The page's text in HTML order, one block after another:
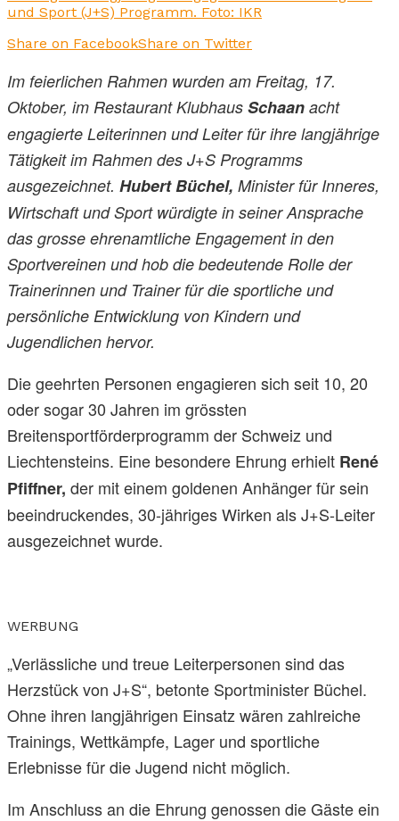
und Sport (J+S) Programm. Foto: IKR
Share on FacebookShare on Twitter
Im feierlichen Rahmen wurden am Freitag, 17.
Oktober, im Restaurant Klubhaus Schaan acht
engagierte Leiterinnen und Leiter für ihre langjährige
Tätigkeit im Rahmen des J+S Programms
ausgezeichnet. Hubert Büchel, Minister für Inneres,
Wirtschaft und Sport würdigte in seiner Ansprache
das grosse ehrenamtliche Engagement in den
Sportvereinen und hob die bedeutende Rolle der
Trainerinnen und Trainer für die sportliche und
persönliche Entwicklung von Kindern und
Jugendlichen hervor.
Die geehrten Personen engagieren sich seit 10, 20
oder sogar 30 Jahren im grössten
Breitensportförderprogramm der Schweiz und
Liechtensteins. Eine besondere Ehrung erhielt René
Pfiffner, der mit einem goldenen Anhänger für sein
beeindruckendes, 30-jähriges Wirken als J+S-Leiter
ausgezeichnet wurde.
WERBUNG
„Verlässliche und treue Leiterpersonen sind das
Herzstück von J+S“, betonte Sportminister Büchel.
Ohne ihren langjährigen Einsatz wären zahlreiche
Trainings, Wettkämpfe, Lager und sportliche
Erlebnisse für die Jugend nicht möglich.
Im Anschluss an die Ehrung genossen die Gäste ein